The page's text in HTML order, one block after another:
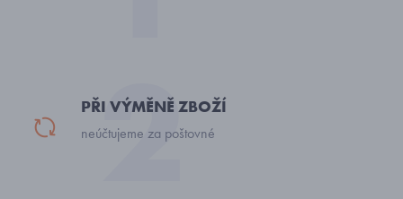
PŘI VÝMĚNĚ ZBOŽÍ
neúčtujeme za poštovné